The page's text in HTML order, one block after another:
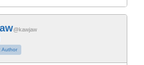
@kawjaw
Author